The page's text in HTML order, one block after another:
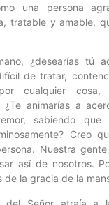
una persona
tratable y amable,
¿desearías tú
de tratar,
cualquier
¿Te animarías a
sabiendo que
Creo
Nuestra
así de nosotros.
de la gracia de la